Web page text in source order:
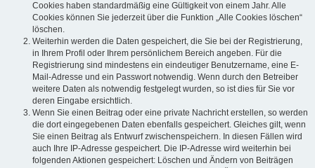
Cookies haben standardmäßig eine Gültigkeit von einem Jahr. Alle
Cookies können Sie jederzeit über die Funktion „Alle Cookies löschen“
löschen.
Weiterhin werden die Daten gespeichert, die Sie bei der Registrierung,
in Ihrem Profil oder Ihrem persönlichem Bereich angeben. Für die
Registrierung sind mindestens ein eindeutiger Benutzername, eine E-
Mail-Adresse und ein Passwort notwendig. Wenn durch den Betreiber
weitere Daten als notwendig festgelegt wurden, so ist dies für Sie vor
deren Eingabe ersichtlich.
Wenn Sie einen Beitrag oder eine private Nachricht erstellen, so werden
die dort eingegebenen Daten ebenfalls gespeichert. Gleiches gilt, wenn
Sie einen Beitrag als Entwurf zwischenspeichern. In diesen Fällen wird
auch Ihre IP-Adresse gespeichert. Die IP-Adresse wird weiterhin bei
folgenden Aktionen gespeichert: Löschen und Ändern von Beiträgen